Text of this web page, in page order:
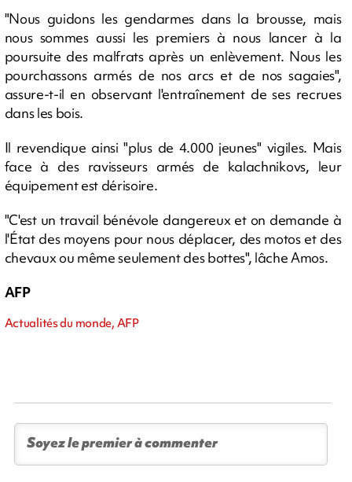
"Nous guidons les gendarmes dans la brousse, mais
nous sommes aussi les premiers à nous lancer à la
poursuite des malfrats après un enlèvement. Nous les
pourchassons armés de nos arcs et de nos sagaies",
assure-t-il en observant l'entraînement de ses recrues
dans les bois.
Il revendique ainsi "plus de 4.000 jeunes" vigiles. Mais
face à des ravisseurs armés de kalachnikovs, leur
équipement est dérisoire.
"C'est un travail bénévole dangereux et on demande à
l'État des moyens pour nous déplacer, des motos et des
chevaux ou même seulement des bottes", lâche Amos.
AFP
Actualités du monde, AFP